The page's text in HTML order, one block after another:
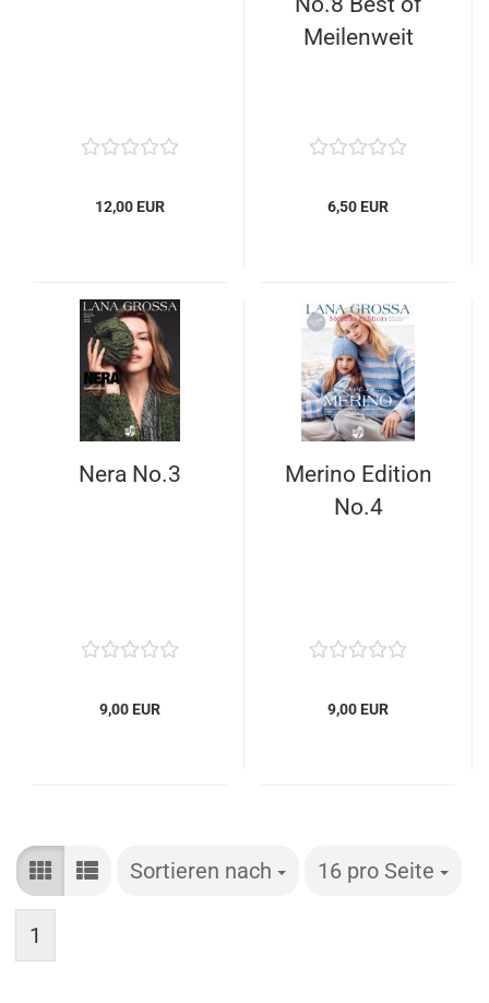
12,00 EUR
Meilenweit
6,50 EUR
Nera No.3
9,00 EUR
Merino Edition
No.4
9,00 EUR
Sortieren nach
Sortieren nach 16 pro Seite
pro Seite
1